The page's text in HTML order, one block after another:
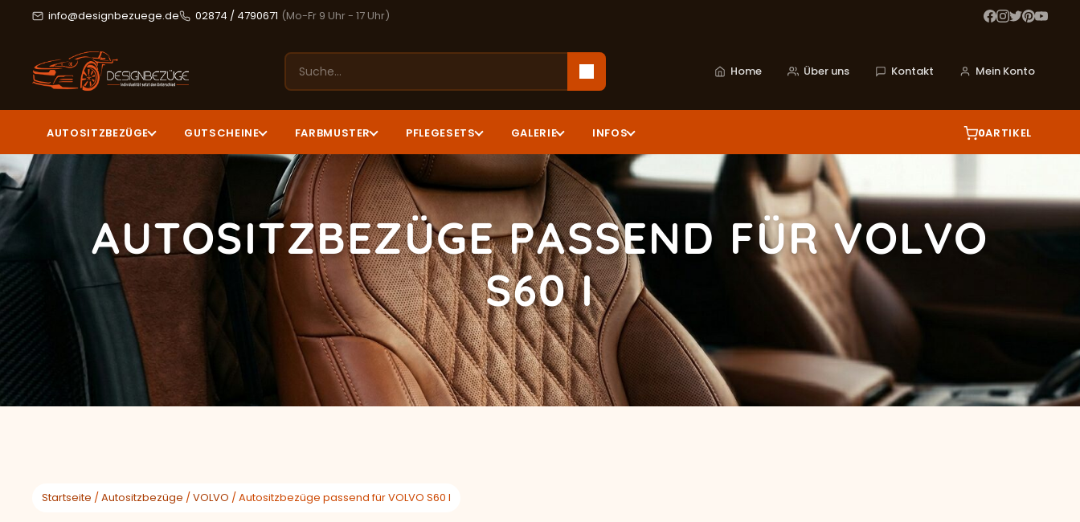
info@designbezuege.de 02874 / 4790671 (Mo-Fr 9 Uhr - 17 Uhr)
Home Über uns Kontakt Mein Konto
AUTOSITZBEZÜGE GUTSCHEINE FARBMUSTER PFLEGESETS GALERIE INFOS 0ARTIKEL
AUTOSITZBEZÜGE PASSEND FÜR VOLVO
S60 I
Startseite /Autositzbezüge /VOLVO / Autositzbezüge passend für VOLVO S60 I